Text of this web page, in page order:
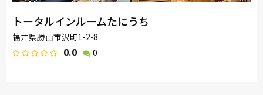
トータルインルームたにうち
福井県勝山市沢町1-2-8
0.0 0